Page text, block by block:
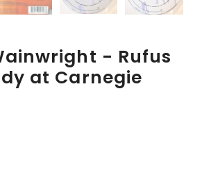
- Rufus
at Carnegie